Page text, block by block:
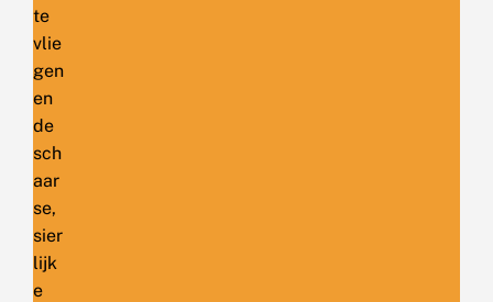
te
vlie
gen
en
de
sch
aar
se,
sier
lijk
e